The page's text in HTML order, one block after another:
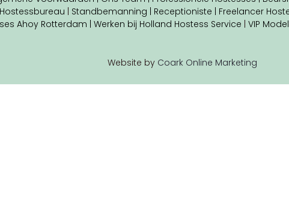
Hostessbureau Standbemanning | Receptioniste | Freelancer
Ahoy Rotterdam | Werken bij Holland Hostess Service VIP
Website by Coark Online Marketing